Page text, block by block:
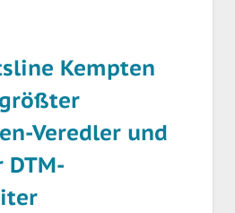
Kempten
Veredler und